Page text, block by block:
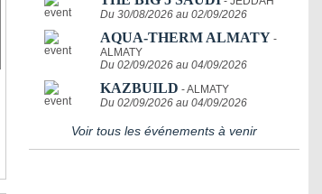
Du 30/08/2026 au 02/09/2026
AQUA-THERM ALMATY -
ALMATY
Du 02/09/2026 au 04/09/2026
KAZBUILD - ALMATY
Du 02/09/2026 au 04/09/2026
Voir tous les événements à venir